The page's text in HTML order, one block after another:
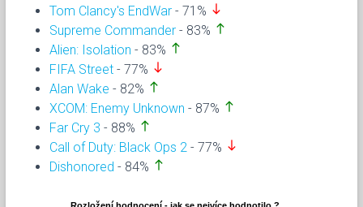
Tom Clancy's EndWar - 71% south
Supreme Commander - 83% north
Alien: Isolation - 83% north
FIFA Street - 77% south
Alan Wake - 82% north
XCOM: Enemy Unknown - 87% north
Far Cry 3 - 88% north
Call of Duty: Black Ops 2 - 77% south
Dishonored - 84% north
Rozložení hodnocení - jak se nejvíce hodnotilo ?